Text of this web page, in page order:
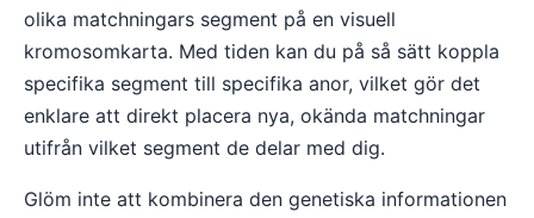
olika matchningars segment på en visuell
kromosomkarta. Med tiden kan du på så sätt koppla
specifika segment till specifika anor, vilket gör det
enklare att direkt placera nya, okända matchningar
utifrån vilket segment de delar med dig.
Glöm inte att kombinera den genetiska informationen